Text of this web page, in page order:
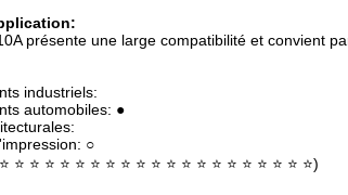
présente une large compatibilité et convient
industriels:
automobiles: ●
○
⭐ ⭐ ⭐ ⭐ ⭐ ⭐ ⭐ ⭐ ⭐ ⭐ ⭐ ⭐ ⭐ ⭐ ⭐ ⭐ ⭐ ⭐ ⭐ ⭐)